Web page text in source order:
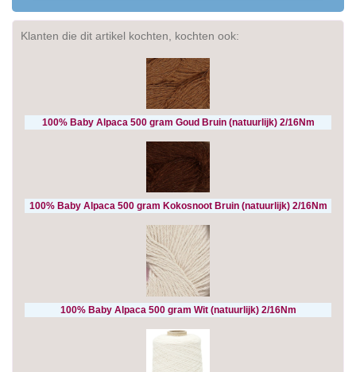
Klanten die dit artikel kochten, kochten ook:
100% Baby Alpaca 500 gram Goud Bruin (natuurlijk) 2/16Nm
100% Baby Alpaca 500 gram Kokosnoot Bruin (natuurlijk) 2/16Nm
100% Baby Alpaca 500 gram Wit (natuurlijk) 2/16Nm